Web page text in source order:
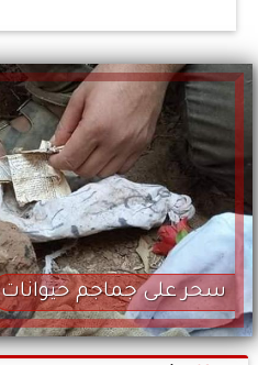
سحر على جماجم حيوانات